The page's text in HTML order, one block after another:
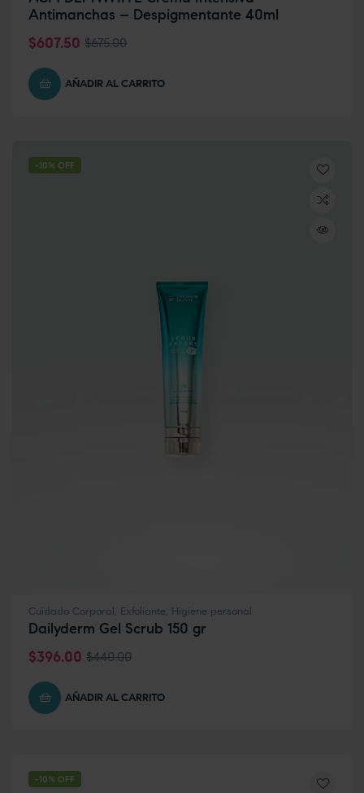
Antimanchas – Despigmentante 40ml
$675.00
$607.50
AÑADIR AL CARRITO
-10% OFF
Cuidado Corporal , Exfoliante, Higiene personal
Dailyderm Gel Scrub 150 gr
$440.00
$396.00
AÑADIR AL CARRITO
-10% OFF